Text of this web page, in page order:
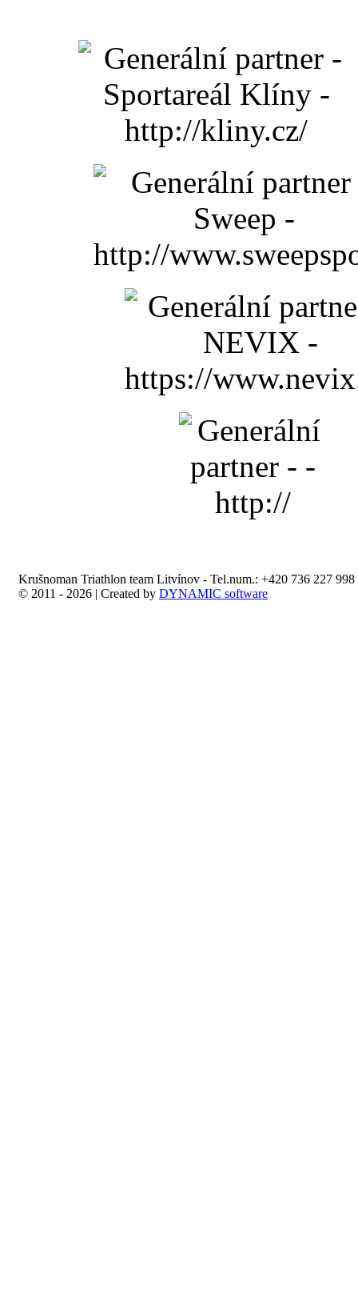
Krušnoman Triathlon team Litvínov - Tel.num.: +420 736 227
© 2011 - 2026 | Created by DYNAMIC software